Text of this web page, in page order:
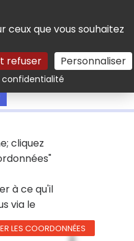
ceux que vous souhaitez
refuser Personnaliser
confidentialitéRechercher
cliquez
à ce qu'il
via le
LES COORDONNÉES